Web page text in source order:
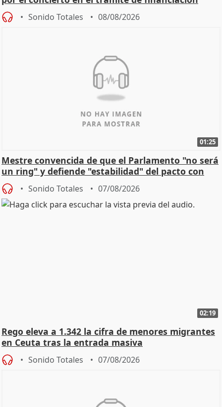
Sonido Totales 08/08/2026
01:25
Mestre convencida de que el Parlamento "no será
un ring" y defiende "estabilidad" del pacto con
Vox
Sonido Totales 07/08/2026
02:19
Rego eleva a 1.342 la cifra de menores migrantes
en Ceuta tras la entrada masiva
Sonido Totales 07/08/2026